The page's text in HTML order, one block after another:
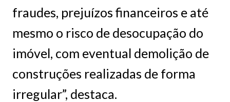
fraudes, prejuízos financeiros e até
mesmo o risco de desocupação do
imóvel, com eventual demolição de
construções realizadas de forma
irregular”, destaca.